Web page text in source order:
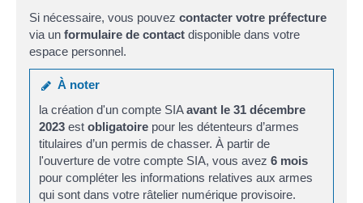
Si nécessaire, vous pouvez contacter votre préfecture
via un formulaire de contact disponible dans votre
espace personnel.
À noter
la création d'un compte SIAavant le 31 décembre
2023 estobligatoire pour les détenteurs d’armes
titulaires d’un permis de chasser. À partir de
l'ouverture de votre compte SIA, vous avez6 mois
pour compléter les informations relatives aux armes
qui sont dans votre râtelier numérique provisoire.